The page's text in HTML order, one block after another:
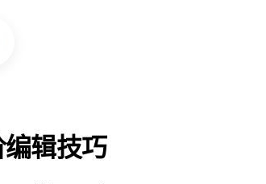
辑技巧